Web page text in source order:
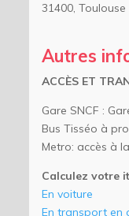
31400, Toulouse
Autres
ACCÈS ET
Gare SNCF :
Bus Tisséo à
Metro: accès à
Calculez votre
En voiture
En transport en